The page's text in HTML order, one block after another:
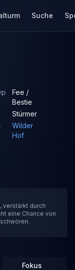
Suche
Fee /
Bestie
Stürmer
Wilder
Hof
verstärkt durch
eine Chance von
Fokus